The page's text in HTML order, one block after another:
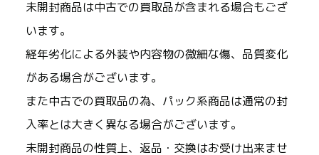
未開封商品は中古での買取品が含まれる場合もござ
います。
経年劣化による外装や内容物の微細な傷、品質変化
がある場合がございます。
また中古での買取品の為、パック系商品は通常の封
入率とは大きく異なる場合がございます。
未開封商品の性質上、返品・交換はお受け出来ませ